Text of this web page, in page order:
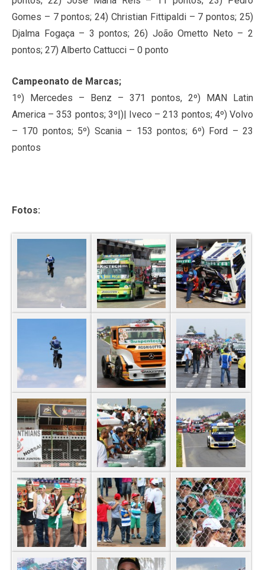
Gomes – 7 pontos; 24) Christian Fittipaldi – 7 pontos; 25)
Djalma Fogaça – 3 pontos; 26) João Ometto Neto – 2
pontos; 27) Alberto Cattucci – 0 ponto
Campeonato de Marcas;
1º) Mercedes – Benz – 371 pontos, 2º) MAN Latin
America – 353 pontos; 3º|)| Iveco – 213 pontos; 4º) Volvo
– 170 pontos; 5º) Scania – 153 pontos; 6º) Ford – 23
pontos
Fotos: